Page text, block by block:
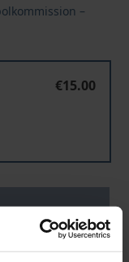
–
€15.00